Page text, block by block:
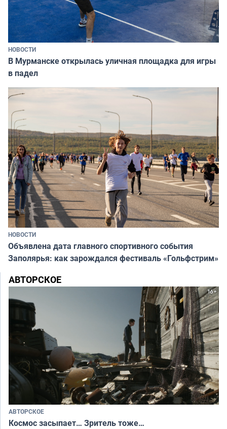
НОВОСТИ
В Мурманске открылась уличная площадка для игры
в падел
НОВОСТИ
Объявлена дата главного спортивного события
Заполярья: как зарождался фестиваль «Гольфстрим»
АВТОРСКОЕ
АВТОРСКОЕ
Космос засыпает… Зритель тоже…